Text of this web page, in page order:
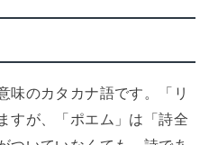
味のカタカナ語です。「リ
すが、「ポエム」は「詩全